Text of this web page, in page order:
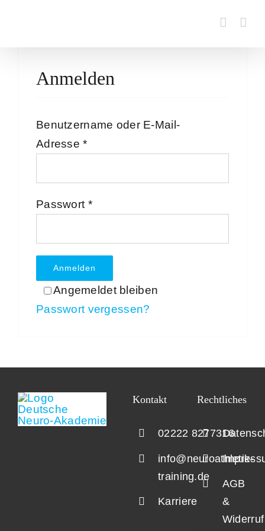
springen
Anmelden
Benutzername oder E-Mail-
Adresse*Erforderlich
Passwort *Erforderlich
Angemeldet bleiben
Anmelden
Passwort vergessen?
Kontakt
02222 8277316
info@neuroathletik-
training.de
Karriere
Rechtliches
AGB
&
Widerruf